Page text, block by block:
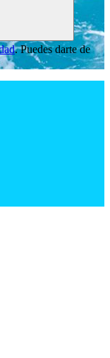
. Puedes darte de